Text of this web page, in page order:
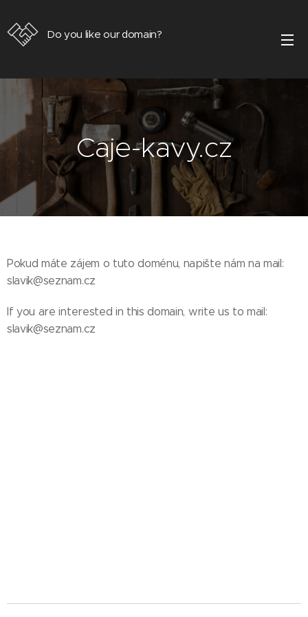
Do you like our domain?
Caje-kavy.cz
Pokud máte zájem o tuto doménu, napište nám na mail:
slavik@seznam.cz
If you are interested in this domain, write us to mail:
slavik@seznam.cz